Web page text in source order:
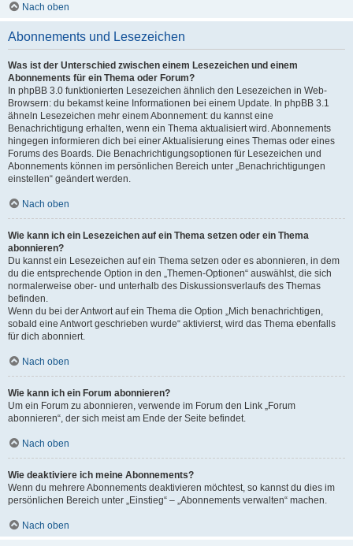
Nach oben
Abonnements und Lesezeichen
Was ist der Unterschied zwischen einem Lesezeichen und einem
Abonnements für ein Thema oder Forum?
In phpBB 3.0 funktionierten Lesezeichen ähnlich den Lesezeichen in Web-
Browsern: du bekamst keine Informationen bei einem Update. In phpBB 3.1
ähneln Lesezeichen mehr einem Abonnement: du kannst eine
Benachrichtigung erhalten, wenn ein Thema aktualisiert wird. Abonnements
hingegen informieren dich bei einer Aktualisierung eines Themas oder eines
Forums des Boards. Die Benachrichtigungsoptionen für Lesezeichen und
Abonnements können im persönlichen Bereich unter „Benachrichtigungen
einstellen“ geändert werden.
Nach oben
Wie kann ich ein Lesezeichen auf ein Thema setzen oder ein Thema
abonnieren?
Du kannst ein Lesezeichen auf ein Thema setzen oder es abonnieren, in dem
du die entsprechende Option in den „Themen-Optionen“ auswählst, die sich
normalerweise ober- und unterhalb des Diskussionsverlaufs des Themas
befinden.
Wenn du bei der Antwort auf ein Thema die Option „Mich benachrichtigen,
sobald eine Antwort geschrieben wurde“ aktivierst, wird das Thema ebenfalls
für dich abonniert.
Nach oben
Wie kann ich ein Forum abonnieren?
Um ein Forum zu abonnieren, verwende im Forum den Link „Forum
abonnieren“, der sich meist am Ende der Seite befindet.
Nach oben
Wie deaktiviere ich meine Abonnements?
Wenn du mehrere Abonnements deaktivieren möchtest, so kannst du dies im
persönlichen Bereich unter „Einstieg“ – „Abonnements verwalten“ machen.
Nach oben